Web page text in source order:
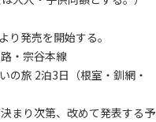
発売を開始する。
・宗谷本線
の旅 2泊3日（根室・釧網・
まり次第、改めて発表する予